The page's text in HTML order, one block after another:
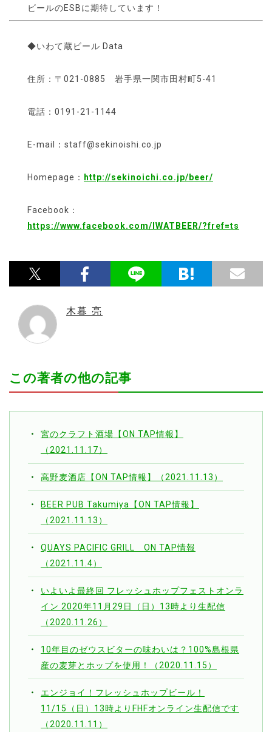
ビールのESBに期待しています！
◆いわて蔵ビール Data
住所：〒021-0885 岩手県一関市田村町5-41
電話：0191-21-1144
E-mail：staff@sekinoishi.co.jp
Homepage： http://sekinoichi.co.jp/beer/
Facebook：
https://www.facebook.com/IWATBEER/?fref=ts
木暮 亮
この著者の他の記事
宮のクラフト酒場【ON TAP情報】
（2021.11.17）
高野麦酒店【ON TAP情報】（2021.11.13）
BEER PUB Takumiya【ON TAP情報】
（2021.11.13）
QUAYS PACIFIC GRILL ON TAP情報
（2021.11.4）
いよいよ最終回 フレッシュホップフェストオンラ
イン 2020年11月29日（日）13時より生配信
（2020.11.26）
10年目のゼウスビターの味わいは？100%島根県
産の麦芽とホップを使用！（2020.11.15）
エンジョイ！フレッシュホップビール！
11/15（日）13時よりFHFオンライン生配信です
（2020.11.11）